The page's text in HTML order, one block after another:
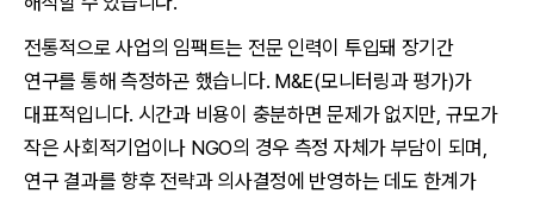
전통적으로 사업의 임팩트는 전문 인력이 투입돼 장기간
연구를 통해 측정하곤 했습니다. M&E(모니터링과 평가)가
대표적입니다. 시간과 비용이 충분하면 문제가 없지만, 규모가
작은 사회적기업이나 NGO의 경우 측정 자체가 부담이 되며,
연구 결과를 향후 전략과 의사결정에 반영하는 데도 한계가